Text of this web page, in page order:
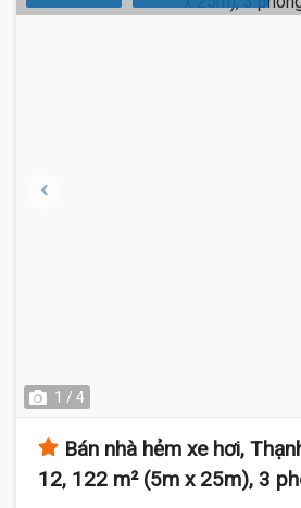
1 / 4
Bán nhà hẻm xe hơi,
12, 122 m² (5m x 25m), 3